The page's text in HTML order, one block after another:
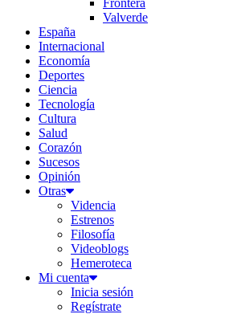
Valverde
España
Internacional
Economía
Deportes
Ciencia
Tecnología
Cultura
Salud
Corazón
Sucesos
Opinión
Otras
Videncia
Estrenos
Filosofía
Videoblogs
Hemeroteca
Mi cuenta
Inicia sesión
Regístrate